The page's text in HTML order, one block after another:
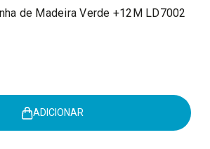
de Madeira Verde +12M LD7002
ADICIONAR